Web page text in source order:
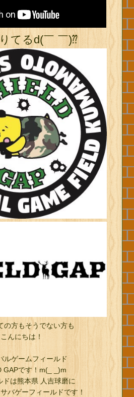
てるd(￣ ￣)⁇
の方もそうでない方も
こんにちは！
ルゲームフィールド
GAPです！m(_ _)m
ドは熊本県 人吉球磨に
バゲーフィールドです！